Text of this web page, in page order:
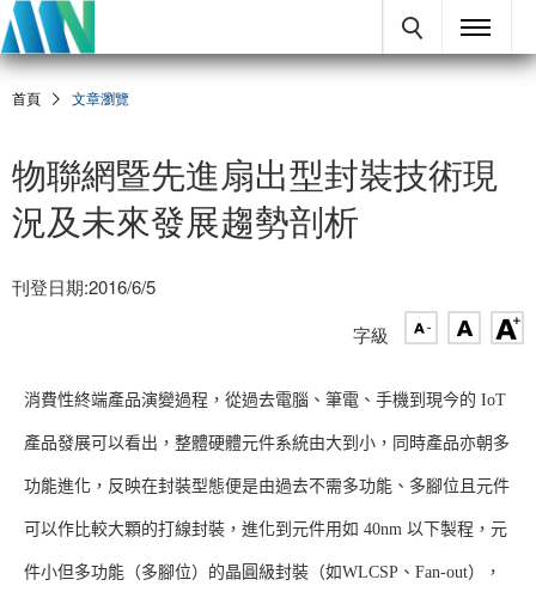
首頁 文章瀏覽
物聯網暨先進扇出型封裝技術現
況及未來發展趨勢剖析
刊登日期:2016/6/5
字級
消費性終端產品演變過程，從過去電腦、筆電、手機到現今的 IoT
產品發展可以看出，整體硬體元件系統由大到小，同時產品亦朝多
功能進化，反映在封裝型態便是由過去不需多功能、多腳位且元件
可以作比較大顆的打線封裝，進化到元件用如 40nm 以下製程，元
件小但多功能（多腳位）的晶圓級封裝（如WLCSP、Fan-out），